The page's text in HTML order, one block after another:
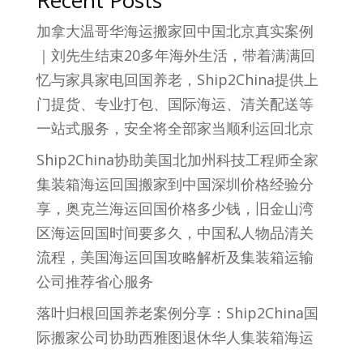
加拿大温哥华海运搬家回中国北京真实案例
｜刘先生结束20多年海外生活，带着满满回
忆与家具家电回国养老，Ship2China提供上
门提货、专业打包、国际海运、清关配送等
一站式服务，安全将全部家当顺利运回北京
Ship2China协助美国北加州科技工程师全家
集装箱海运回国搬家到中国深圳价格经验分
享，奥克兰海运回国价格多少钱，旧金山湾
区海运回国时间要多久，中国私人物品清关
流程，美国海运回国攻略解析及集装箱运输
公司推荐省心服务
落叶归根回国养老案例分享：Ship2China国
际搬家公司协助西雅图退休华人集装箱海运